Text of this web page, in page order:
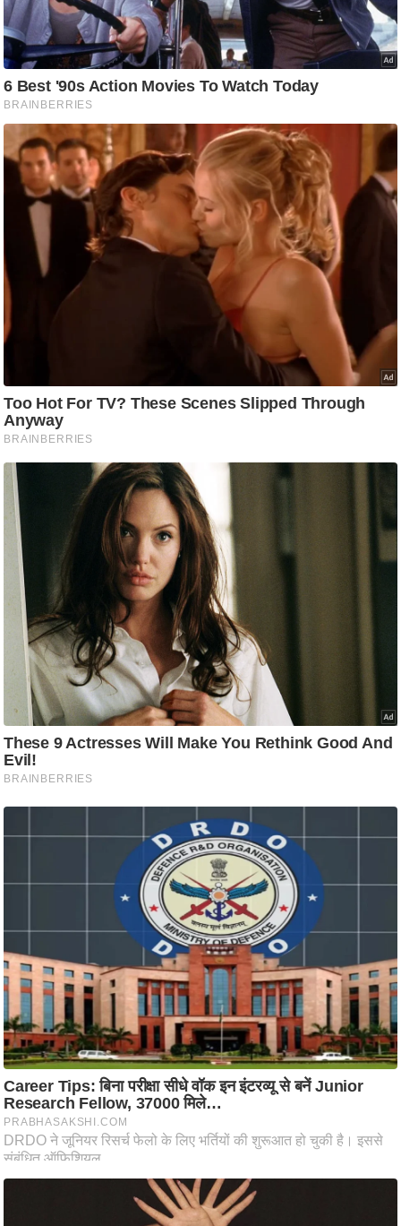
/
फै
श
न
घ
रे
लू
नु
स्खे
ट
ने
स
रि
ले
श
न
शि
प
रा
ज
नी
ति
वि
श्ले
ष
ण
म
म
यि
क
मा
तृ
भू
स्तं
भ
ए
म